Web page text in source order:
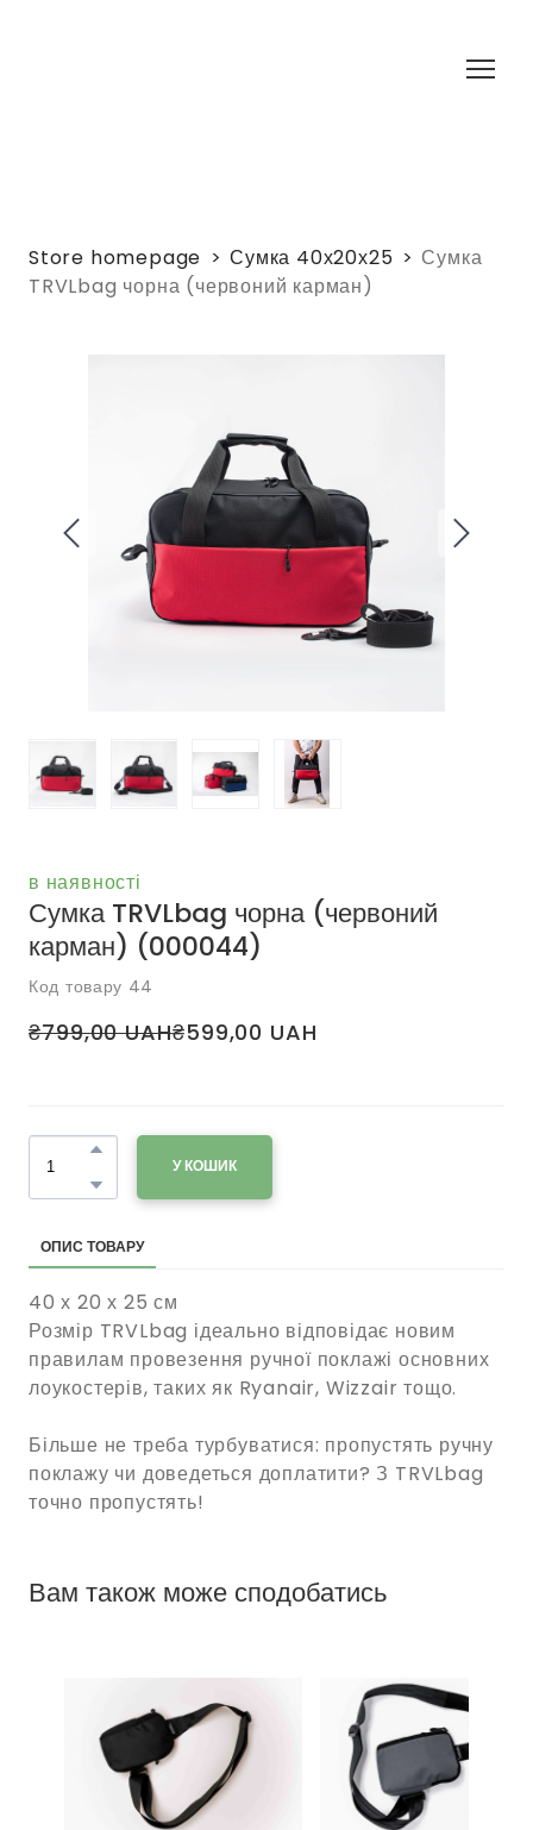
Store homepage Сумка 40х20х25
Сумка
TRVLbag чорна (червоний карман)
в наявності
Сумка TRVLbag чорна (червоний
карман) (000044)
Код товару 44
₴799,00 UAH₴599,00 UAH
У КОШИК
ОПИС ТОВАРУ
40 х 20 х 25 см
Розмір TRVLbag ідеально відповідає новим
правилам провезення ручної поклажі основних
лоукостерів, таких як Ryanair, Wizzair тощо.
Більше не треба турбуватися: пропустять ручну
поклажу чи доведеться доплатити? З TRVLbag
точно пропустять!
Вам також може сподобатись